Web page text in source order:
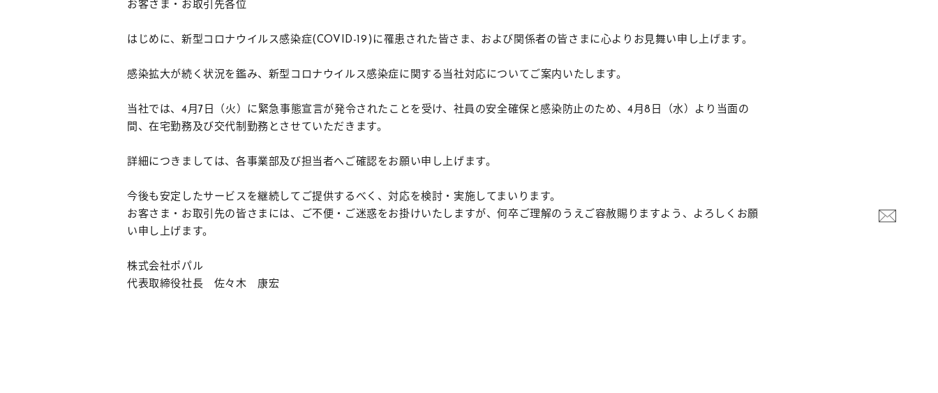
お客さま・お取引先各位
はじめに、新型コロナウイルス感染症(COVID-19)に罹患された皆さま、および関係者の皆さまに心よりお見舞い申し上げます。
感染拡大が続く状況を鑑み、新型コロナウイルス感染症に関する当社対応についてご案内いたします。
当社では、4月7日（火）に緊急事態宣言が発令されたことを受け、社員の安全確保と感染防止のため、4月8日（水）より当面の
間、在宅勤務及び交代制勤務とさせていただきます。
詳細につきましては、各事業部及び担当者へご確認をお願い申し上げます。
今後も安定したサービスを継続してご提供するべく、対応を検討・実施してまいります。
お客さま・お取引先の皆さまには、ご不便・ご迷惑をお掛けいたしますが、何卒ご理解のうえご容赦賜りますよう、よろしくお願
い申し上げます。
株式会社ポパル
代表取締役社長 佐々木 康宏